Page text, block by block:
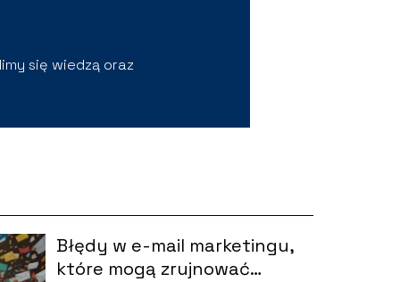
się wiedzą oraz
Błędy w e-mail marketingu,
które mogą zrujnować